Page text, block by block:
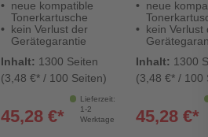
neue kompatible
Tonerkartusche
kein Verlust der
Gerätegarantie
Inhalt: 1300 Seiten
(3,48 €* / 100 Seiten)
Lieferzeit:
1-2
Werktage
45,28 €*
neue
kein Verlust
Inhalt: 1300
(3,48 €* / 100
45,28 €*